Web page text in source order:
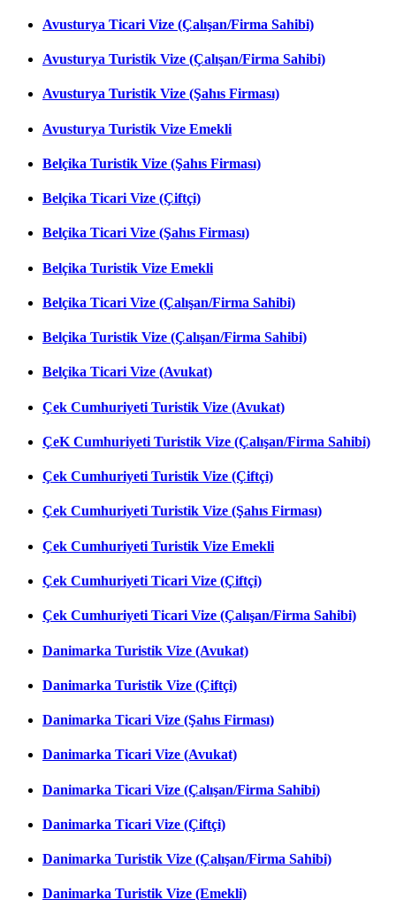
Avusturya Ticari Vize (Çalışan/Firma Sahibi)
Avusturya Turistik Vize (Çalışan/Firma Sahibi)
Avusturya Turistik Vize (Şahıs Firması)
Avusturya Turistik Vize Emekli
Belçika Turistik Vize (Şahıs Firması)
Belçika Ticari Vize (Çiftçi)
Belçika Ticari Vize (Şahıs Firması)
Belçika Turistik Vize Emekli
Belçika Ticari Vize (Çalışan/Firma Sahibi)
Belçika Turistik Vize (Çalışan/Firma Sahibi)
Belçika Ticari Vize (Avukat)
Çek Cumhuriyeti Turistik Vize (Avukat)
ÇeK Cumhuriyeti Turistik Vize (Çalışan/Firma Sahibi)
Çek Cumhuriyeti Turistik Vize (Çiftçi)
Çek Cumhuriyeti Turistik Vize (Şahıs Firması)
Çek Cumhuriyeti Turistik Vize Emekli
Çek Cumhuriyeti Ticari Vize (Çiftçi)
Çek Cumhuriyeti Ticari Vize (Çalışan/Firma Sahibi)
Danimarka Turistik Vize (Avukat)
Danimarka Turistik Vize (Çiftçi)
Danimarka Ticari Vize (Şahıs Firması)
Danimarka Ticari Vize (Avukat)
Danimarka Ticari Vize (Çalışan/Firma Sahibi)
Danimarka Ticari Vize (Çiftçi)
Danimarka Turistik Vize (Çalışan/Firma Sahibi)
Danimarka Turistik Vize (Emekli)